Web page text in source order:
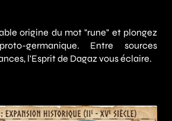
origine du mot "rune" et plongez
germanique. Entre sources
l'Esprit de Dagaz vous éclaire.